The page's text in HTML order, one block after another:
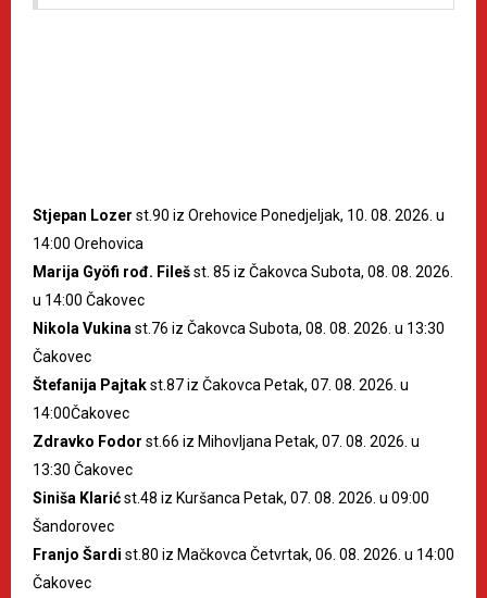
Stjepan Lozer st.90 iz Orehovice Ponedjeljak, 10. 08. 2026. u
14:00 Orehovica
Marija Gyöfi rođ. Filešst. 85 iz Čakovca Subota, 08. 08. 2026.
u 14:00 Čakovec
Nikola Vukina st.76 iz Čakovca Subota, 08. 08. 2026. u 13:30
Čakovec
Štefanija Pajtakst.87 iz Čakovca Petak, 07. 08. 2026. u
14:00Čakovec
Zdravko Fodor st.66 iz Mihovljana Petak, 07. 08. 2026. u
13:30 Čakovec
Siniša Klarićst.48 iz Kuršanca Petak, 07. 08. 2026. u 09:00
Šandorovec
Franjo Šardi st.80 iz Mačkovca Četvrtak, 06. 08. 2026. u 14:00
Čakovec